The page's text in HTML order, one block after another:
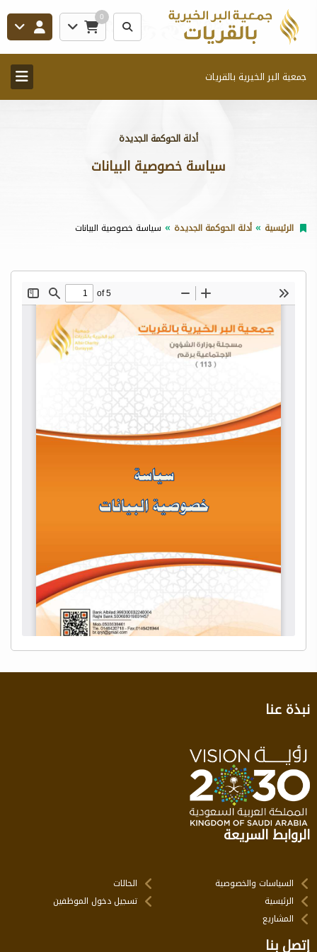
0
جمعية البر الخيرية بالقريات
أدلة الحوكمة الجديدة
سياسة خصوصية البيانات
الرئيسية أدلة الحوكمة الجديدة سياسة خصوصية البيانات
نبذة عنا
الروابط السريعة
السياسات والخصوصية
الرئيسية
المشاريع
الحالات
تسجيل دخول الموظفين
إتصل بنا